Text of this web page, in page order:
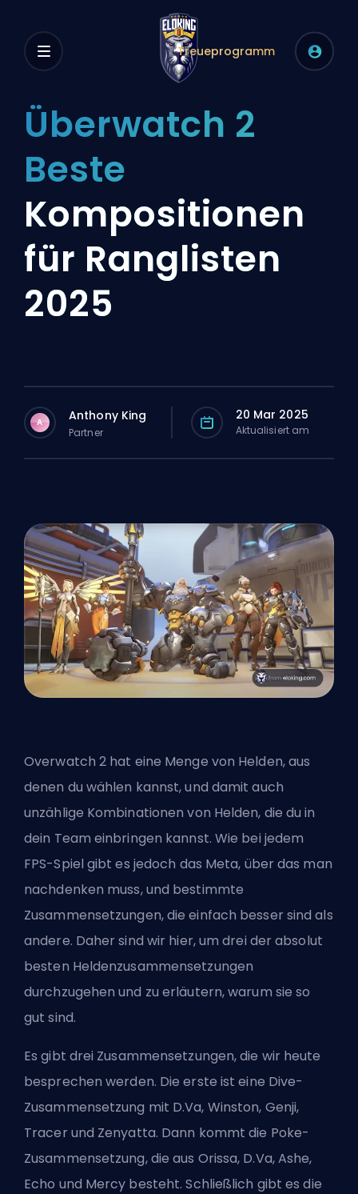
Treueprogramm
Überwatch 2
Beste
Kompositionen
für Ranglisten
2025
A Anthony King
Partner
20 Mar 2025
Aktualisiert am
Overwatch 2 hat eine Menge von Helden, aus
denen du wählen kannst, und damit auch
unzählige Kombinationen von Helden, die du in
dein Team einbringen kannst. Wie bei jedem
FPS-Spiel gibt es jedoch das Meta, über das man
nachdenken muss, und bestimmte
Zusammensetzungen, die einfach besser sind als
andere. Daher sind wir hier, um drei der absolut
besten Heldenzusammensetzungen
durchzugehen und zu erläutern, warum sie so
gut sind.
Es gibt drei Zusammensetzungen, die wir heute
besprechen werden. Die erste ist eine Dive-
Zusammensetzung mit D.Va, Winston, Genji,
Tracer und Zenyatta. Dann kommt die Poke-
Zusammensetzung, die aus Orissa, D.Va, Ashe,
Echo und Mercy besteht. Schließlich gibt es die